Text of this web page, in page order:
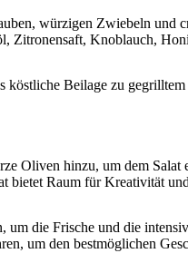
würzigen Zwiebeln und
Zitronensaft, Knoblauch,
köstliche Beilage zu
Oliven hinzu, um dem Salat
Raum für Kreativität
um die Frische und die
um den bestmöglichen